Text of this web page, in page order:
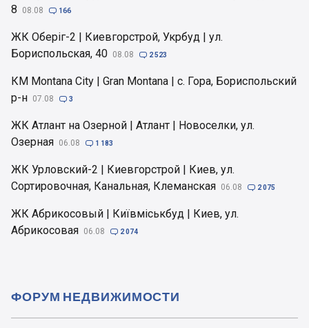
8
08.08  166
ЖК Оберіг-2 | Киевгорстрой, Укрбуд | ул.
Бориспольская, 40 08.08  2 523
КМ Montana City | Gran Montana | с. Гора, Бориспольский
р-н 07.08  3
ЖК Атлант на Озерной | Атлант | Новоселки, ул.
Озерная 06.08  1 183
ЖК Урловский-2 | Киевгорстрой | Киев, ул.
Сортировочная, Канальная, Клеманская 06.08  2 075
ЖК Абрикосовый | Київміськбуд | Киев, ул.
Абрикосовая 06.08  2 074
ФОРУМ НЕДВИЖИМОСТИ